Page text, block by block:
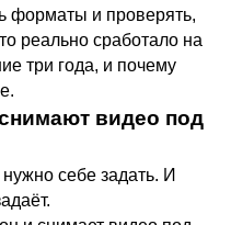
форматы и проверять,
реально сработало на
три года, и почему
видео под
себе задать. И